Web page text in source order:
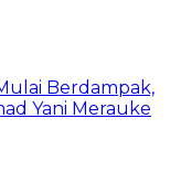
Berdampak,
Yani Merauke